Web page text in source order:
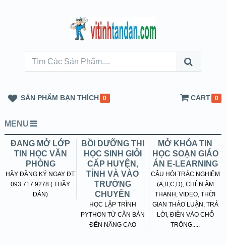
SẢN PHẨM BẠN THÍCH 0 CART 0
MENU
ĐANG MỞ LỚP
TIN HỌC VĂN
PHÒNG
HÃY ĐĂNG KÝ NGAY ĐT:
093.717.9278 ( THẦY
DÂN)
BỒI DƯỠNG THI
HỌC SINH GIỎI
CẤP HUYỆN,
TỈNH VÀ VÀO
TRƯỜNG
CHUYÊN
HỌC LẬP TRÌNH
PYTHON TỪ CĂN BẢN
ĐẾN NÂNG CAO
MỞ KHÓA TIN
HỌC SOẠN GIÁO
ÁN E-LEARNING
CÂU HỎI TRẮC NGHIỆM
(A,B,C,D), CHÈN ÂM
THANH, VIDEO, THỜI
GIAN THẢO LUẬN, TRẢ
LỜI, ĐIỀN VÀO CHỖ
TRỐNG.....